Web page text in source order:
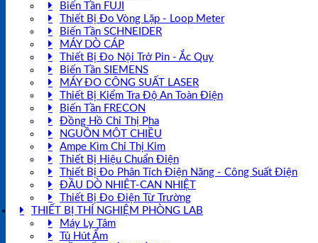
Biến Tần FUJI
Thiết Bị Đo Vòng Lặp - Loop Meter
Biến Tần SCHNEIDER
MÁY DÒ CÁP
Thiết Bị Đo Nội Trở Pin - Ắc Quy
Biến Tần SIEMENS
MÁY ĐO CÔNG SUẤT LASER
Thiết Bị Kiểm Tra Độ An Toàn Điện
Biến Tần FRECON
Đồng Hồ Chỉ Thị Pha
NGUỒN MỘT CHIỀU
Ampe Kìm Chỉ Thị Kim
Thiết Bị Hiệu Chuẩn Điện
Thiết Bị Đo Phân Tích Điện Năng - Công Suất Điện
ĐẦU DÒ NHIỆT-CAN NHIỆT
Thiết Bị Đo Điện Từ Trường
THIẾT BỊ THÍ NGHIỆM PHÒNG LAB
Máy Ly Tâm
Tủ Hút Ẩm